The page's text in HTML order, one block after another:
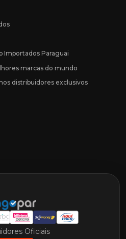
Importados Paraguai
marcas do mundo
distribuidores exclusivos
Oficiais